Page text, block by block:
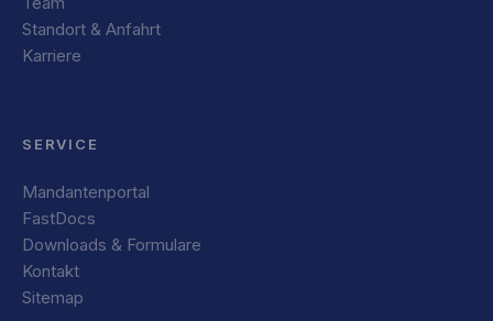
Standort & Anfahrt
Karriere
SERVICE
Mandantenportal
FastDocs
Downloads & Formulare
Kontakt
Sitemap